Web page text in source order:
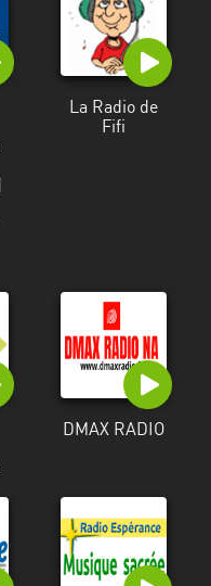
La Radio de
Fifi
DMAX RADIO